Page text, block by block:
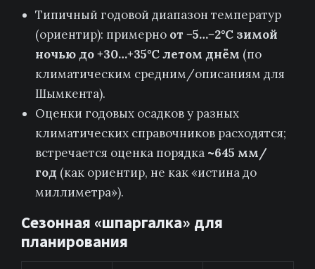
Типичный годовой диапазон температур
(ориентир): примерно от −5…−2°C зимой
ночью до +30…+35°C летом днём (по
климатическим средним/описаниям для
Шымкента).
Оценки годовых осадков у разных
климатических справочников расходятся;
встречается оценка порядка ~645 мм/
год (как ориентир, не как «истина до
миллиметра»).
Сезонная «шпаргалка» для
планирования